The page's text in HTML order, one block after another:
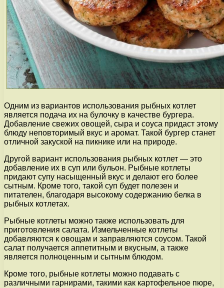
Одним из вариантов использования рыбных котлет
является подача их на булочку в качестве бургера.
Добавление свежих овощей, сыра и соуса придаст этому
блюду неповторимый вкус и аромат. Такой бургер станет
отличной закуской на пикнике или на природе.
Другой вариант использования рыбных котлет — это
добавление их в суп или бульон. Рыбные котлеты
придают супу насыщенный вкус и делают его более
сытным. Кроме того, такой суп будет полезен и
питателен, благодаря высокому содержанию белка в
рыбных котлетах.
Рыбные котлеты можно также использовать для
приготовления салата. Измельченные котлеты
добавляются к овощам и заправляются соусом. Такой
салат получается аппетитным и вкусным, а также
является полноценным и сытным блюдом.
Кроме того, рыбные котлеты можно подавать с
различными гарнирами, такими как картофельное пюре,